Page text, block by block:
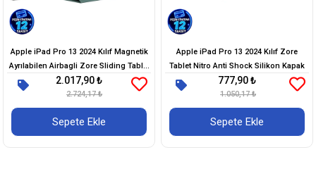
​​Apple iPad Pro 13 2024 Kılıf Magnetik
Ayrılabilen Airbagli Zore Sliding Tablet
Kılıfı
2.017,90 ₺
2.724,17 ₺
Sepete Ekle
Apple iPad Pro 13 2024 Kılıf Zore
Tablet Nitro Anti Shock Silikon Kapak
777,90 ₺
1.050,17 ₺
Sepete Ekle